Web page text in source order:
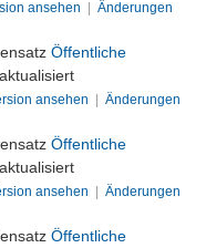
ansehen | Änderungen
Öffentliche
aktualisiert
ansehen | Änderungen
Öffentliche
aktualisiert
ansehen | Änderungen
Öffentliche